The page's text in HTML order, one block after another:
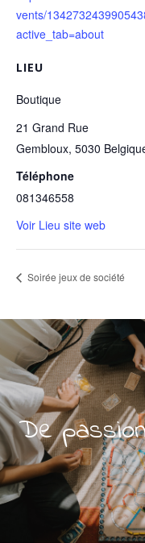
vents/
active_tab=about
LIEU
Boutique
21 Grand Rue
Gembloux, 5030
Téléphone
081346558
Voir Lieu site web
Soirée jeux de société
De